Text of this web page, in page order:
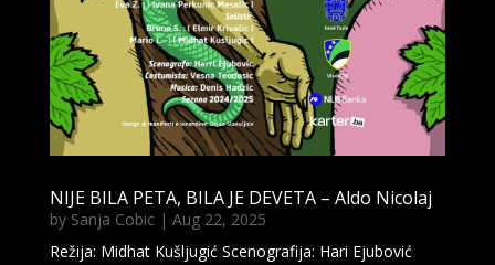
NIJE BILA PETA, BILA JE DEVETA – Aldo Nicolaj
by Sanja Cobic| Aug 22, 2025
Režija: Midhat Kušljugić Scenografija: Hari Ejubović